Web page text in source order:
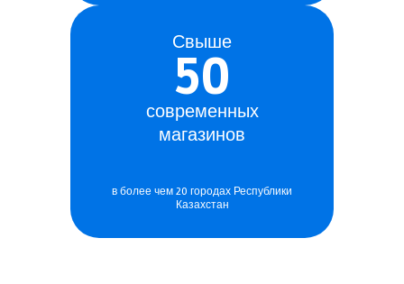
Свыше
50
современных
магазинов
в более чем 20 городах Республики
Казахстан